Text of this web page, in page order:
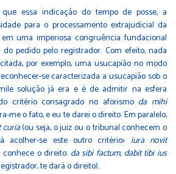
que essa indicação do tempo de posse, a
para o processamento extrajudicial da
uma imperiosa congruência fundacional
pedido pelo registrador. Com efeito, nada
por exemplo, uma usucapião no modo
se caracterizada a usucapião sob o
solução já era e é de admitir na esfera
critério consagrado no aforismo da mihi
me o fato, e eu te darei o direito. Em paralelo,
curia(ou seja, o juiz ou o tribunal conhecem o
acolher-se este outro critério> iura novit
o direito: da sibi factum, dabit tibi ius
te dará o direito).